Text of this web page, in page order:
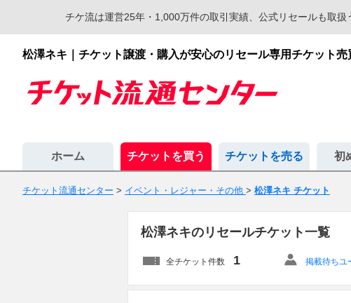
チケ流は運営25年・1,000万件の取引実績、公式リセールも取
松澤ネキ｜チケット譲渡・購入が安心のリセール専用チケット売
ホーム チケットを買う チケットを売る 初
チケット流通センター > イベント・レジャー・その他 > 松澤ネキ チケット
松澤ネキのリセールチケット一覧
全チケット件数 1 掲載待ちユ